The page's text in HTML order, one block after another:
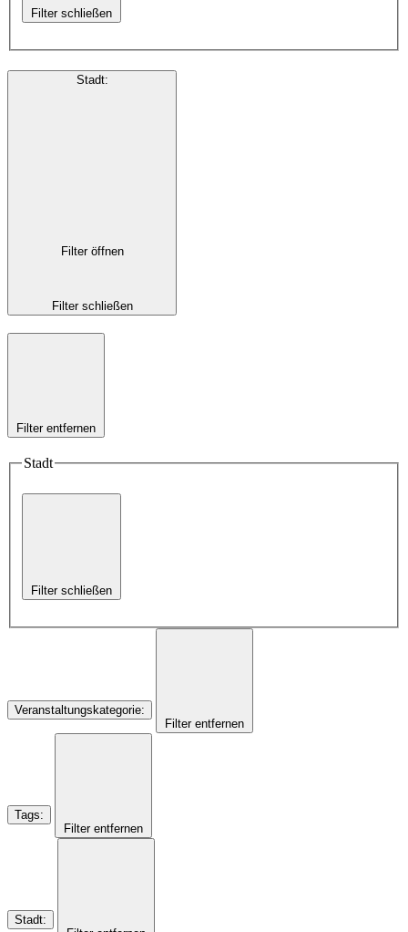
Filter schließen
Stadt:
Filter öffnen
Filter schließen
Filter entfernen
Stadt
Filter schließen
Veranstaltungskategorie:
Filter entfernen
Tags:
Filter entfernen
Stadt: